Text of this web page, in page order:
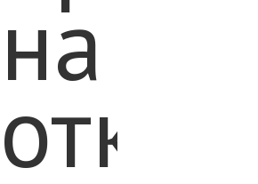
на